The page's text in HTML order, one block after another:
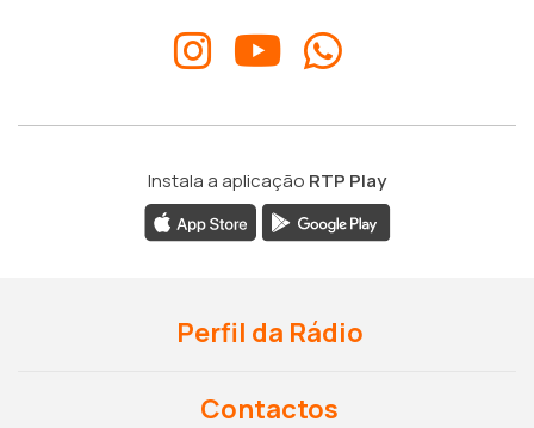
Instala a aplicação RTP Play
Perfil da Rádio
Contactos